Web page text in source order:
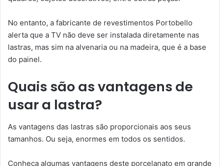
No entanto, a fabricante de revestimentos Portobello
alerta que a TV não deve ser instalada diretamente nas
lastras, mas sim na alvenaria ou na madeira, que é a base
do painel.
Quais são as vantagens de
usar a lastra?
As vantagens das lastras são proporcionais aos seus
tamanhos. Ou seja, enormes em todos os sentidos.
Conheça algumas vantagens deste porcelanato em grande